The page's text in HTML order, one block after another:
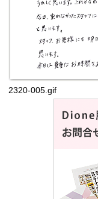
2320-005.gif